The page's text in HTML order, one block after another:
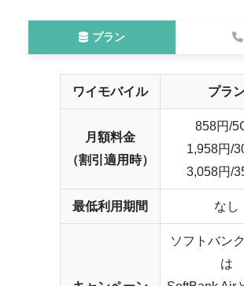
プラン
ワイモバイル プラ
月額料金
（割引適用時）
858円/
1,958円/
3,058円/
最低利用期間 なし
ソフトバン
は